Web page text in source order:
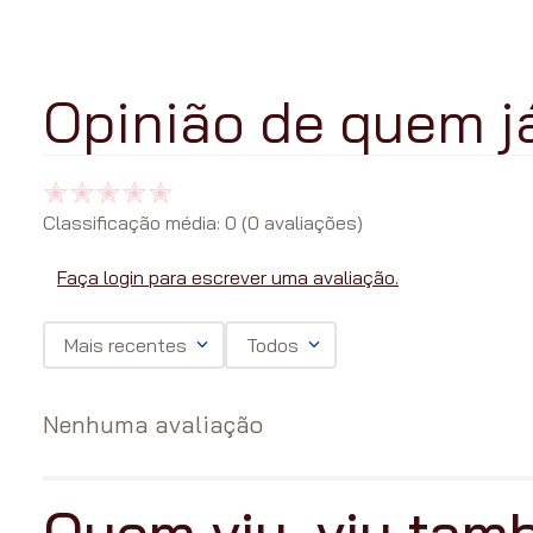
Classificação média: 0 (0 avaliações)
Faça login para escrever uma avaliação.
Mais recentes Todos
Nenhuma avaliação